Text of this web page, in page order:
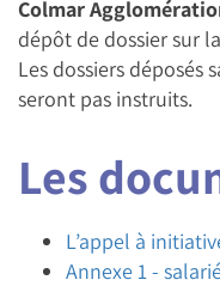
Colmar
dépôt de dossier sur
Les dossiers déposés
seront pas instruits.
Les
L’appel à
Annexe 1 -